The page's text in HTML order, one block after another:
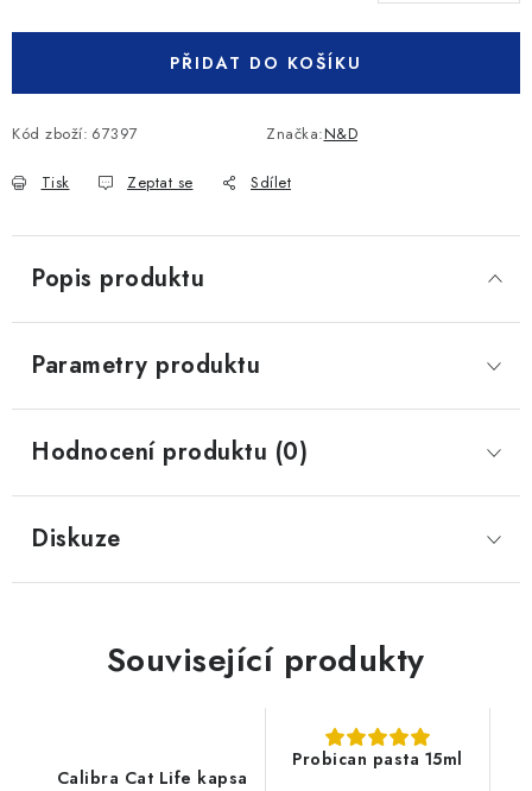
PŘIDAT DO KOŠÍKU
Kód zboží: 67397 Značka:N&D
Tisk Zeptat se Sdílet
Popis produktu
Parametry produktu
Hodnocení produktu (0)
Diskuze
Související produkty
Calibra Cat Life kapsa
Probican pasta 15ml